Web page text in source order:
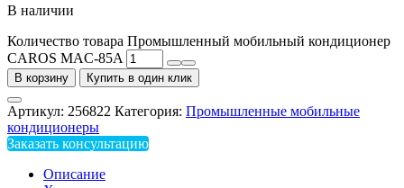
В наличии
Количество товара Промышленный мобильный кондиционер
CAROS MAC-85A
В корзину Купить в один клик
Артикул: 256822 Категория: Промышленные мобильные
кондиционеры
Заказать консультацию
Описание